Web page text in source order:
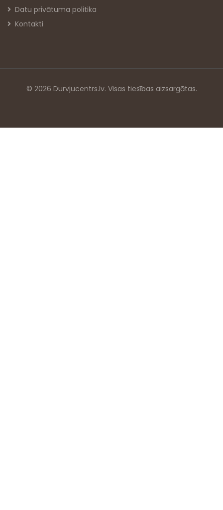
Datu privātuma politika
Kontakti
© 2026 Durvjucentrs.lv. Visas tiesības aizsargātas.